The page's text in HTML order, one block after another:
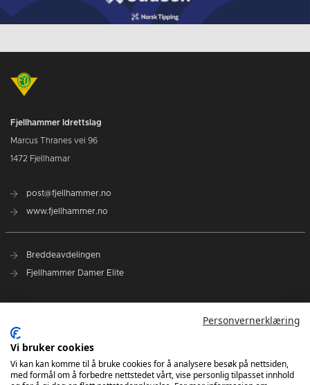
Fjellhammer Idrettslag
Marcus Thranes vei 96
1472 Fjellhamar
post@fjellhammer.no
www.fjellhammer.no
Breddeavdelingen
Fjellhammer Damer Elite
NHF Region Øst
Kontakt oss
Personvernerklæring
Vi bruker cookies
Vi kan kan komme til å bruke cookies for å analysere besøk på nettsiden,
med formål om å forbedre nettstedet vårt, vise personlig tilpasset innhold